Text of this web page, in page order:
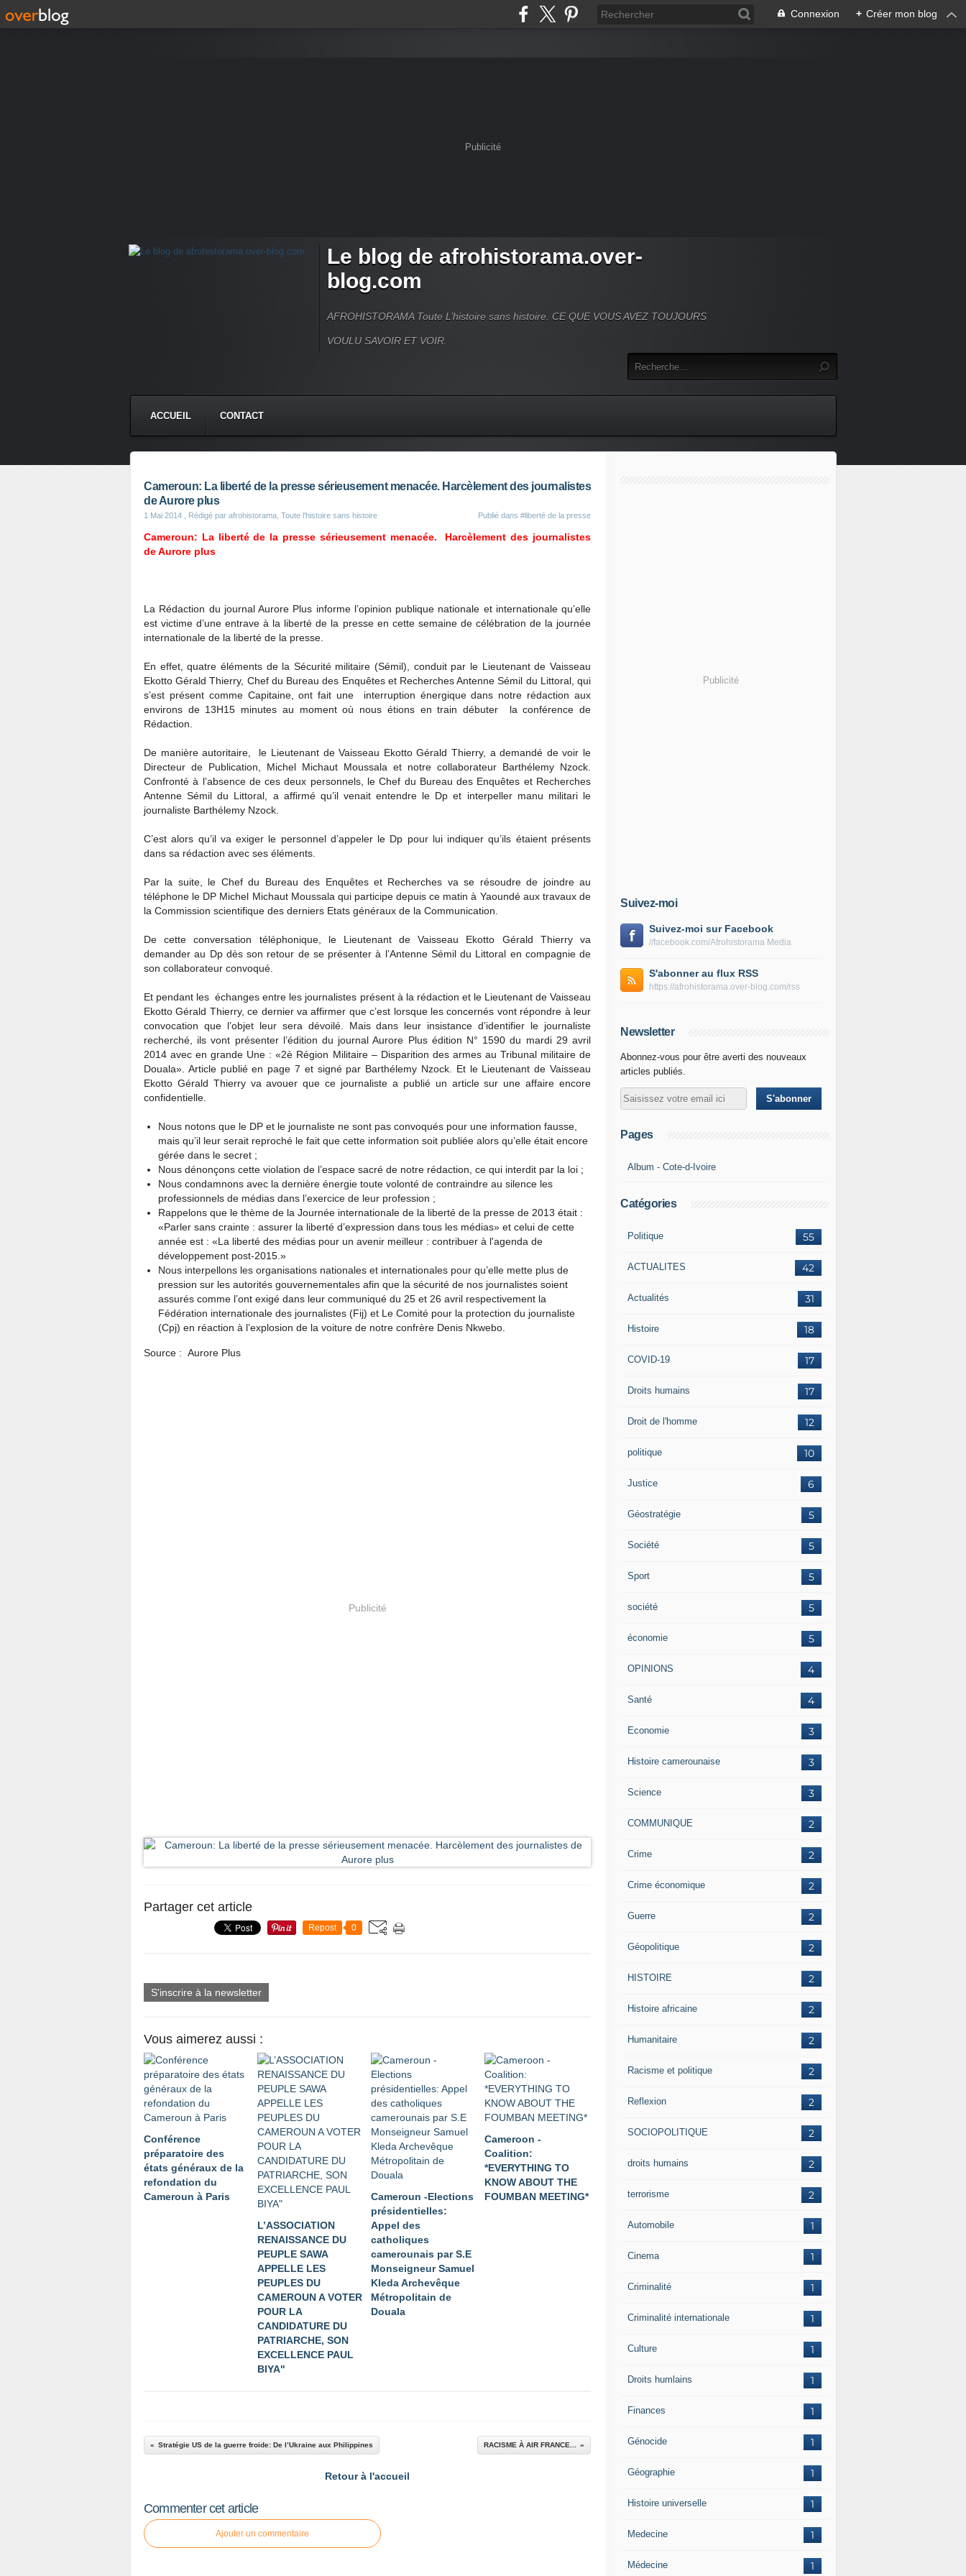
Connexion + Créer mon blog
Publicité
Le blog de afrohistorama.over-
blog.com
AFROHISTORAMA Toute L’histoire sans histoire. CE QUE VOUS AVEZ TOUJOURS
VOULU SAVOIR ET VOIR.
ACCUEIL CONTACT
Cameroun: La liberté de la presse sérieusement menacée. Harcèlement des journalistes
de Aurore plus
1 Mai 2014 , Rédigé par afrohistorama, Toute l'histoire sans histoire Publié dans #liberté de la presse
Cameroun: La liberté de la presse sérieusement menacée. Harcèlement des journalistes
de Aurore plus
La Rédaction du journal Aurore Plus informe l’opinion publique nationale et internationale qu’elle
est victime d’une entrave à la liberté de la presse en cette semaine de célébration de la journée
internationale de la liberté de la presse.
En effet, quatre éléments de la Sécurité militaire (Sémil), conduit par le Lieutenant de Vaisseau
Ekotto Gérald Thierry, Chef du Bureau des Enquêtes et Recherches Antenne Sémil du Littoral, qui
s’est présent comme Capitaine, ont fait une interruption énergique dans notre rédaction aux
environs de 13H15 minutes au moment où nous étions en train débuter la conférence de
Rédaction.
De manière autoritaire, le Lieutenant de Vaisseau Ekotto Gérald Thierry, a demandé de voir le
Directeur de Publication, Michel Michaut Moussala et notre collaborateur Barthélemy Nzock.
Confronté à l’absence de ces deux personnels, le Chef du Bureau des Enquêtes et Recherches
Antenne Sémil du Littoral, a affirmé qu’il venait entendre le Dp et interpeller manu militari le
journaliste Barthélemy Nzock.
C’est alors qu’il va exiger le personnel d’appeler le Dp pour lui indiquer qu’ils étaient présents
dans sa rédaction avec ses éléments.
Par la suite, le Chef du Bureau des Enquêtes et Recherches va se résoudre de joindre au
téléphone le DP Michel Michaut Moussala qui participe depuis ce matin à Yaoundé aux travaux de
la Commission scientifique des derniers Etats généraux de la Communication.
De cette conversation téléphonique, le Lieutenant de Vaisseau Ekotto Gérald Thierry va
demander au Dp dès son retour de se présenter à l’Antenne Sémil du Littoral en compagnie de
son collaborateur convoqué.
Et pendant les échanges entre les journalistes présent à la rédaction et le Lieutenant de Vaisseau
Ekotto Gérald Thierry, ce dernier va affirmer que c’est lorsque les concernés vont répondre à leur
convocation que l’objet leur sera dévoilé. Mais dans leur insistance d’identifier le journaliste
recherché, ils vont présenter l’édition du journal Aurore Plus édition N° 1590 du mardi 29 avril
2014 avec en grande Une : «2è Région Militaire – Disparition des armes au Tribunal militaire de
Douala». Article publié en page 7 et signé par Barthélemy Nzock. Et le Lieutenant de Vaisseau
Ekotto Gérald Thierry va avouer que ce journaliste a publié un article sur une affaire encore
confidentielle.
Nous notons que le DP et le journaliste ne sont pas convoqués pour une information fausse,
mais qu’il leur serait reproché le fait que cette information soit publiée alors qu’elle était encore
gérée dans le secret ;
Nous dénonçons cette violation de l’espace sacré de notre rédaction, ce qui interdit par la loi ;
Nous condamnons avec la dernière énergie toute volonté de contraindre au silence les
professionnels de médias dans l’exercice de leur profession ;
Rappelons que le thème de la Journée internationale de la liberté de la presse de 2013 était :
«Parler sans crainte : assurer la liberté d’expression dans tous les médias» et celui de cette
année est : «La liberté des médias pour un avenir meilleur : contribuer à l'agenda de
développement post-2015.»
Nous interpellons les organisations nationales et internationales pour qu’elle mette plus de
pression sur les autorités gouvernementales afin que la sécurité de nos journalistes soient
assurés comme l’ont exigé dans leur communiqué du 25 et 26 avril respectivement la
Fédération internationale des journalistes (Fij) et Le Comité pour la protection du journaliste
(Cpj) en réaction à l’explosion de la voiture de notre confrère Denis Nkwebo.
Source : Aurore Plus
Publicité
Partager cet article
Repost 0
S'inscrire à la newsletter
Vous aimerez aussi :
Conférence
préparatoire des
états généraux de la
refondation du
Cameroun à Paris
L’ASSOCIATION
RENAISSANCE DU
PEUPLE SAWA
APPELLE LES
PEUPLES DU
CAMEROUN A VOTER
POUR LA
CANDIDATURE DU
PATRIARCHE, SON
EXCELLENCE PAUL
BIYA"
Cameroun -Elections
présidentielles:
Appel des
catholiques
camerounais par S.E
Monseigneur Samuel
Kleda Archevêque
Métropolitain de
Douala
Cameroon -
Coalition:
*EVERYTHING TO
KNOW ABOUT THE
FOUMBAN MEETING*
Stratégie US de la guerre froide: De l’Ukraine aux Philippines RACISME À AIR FRANCE...
Retour à l'accueil
Commenter cet article
Ajouter un commentaire
Publicité
Suivez-moi
Suivez-moi sur Facebook
//facebook.com/Afrohistorama Media
S'abonner au flux RSS
https://afrohistorama.over-blog.com/rss
Newsletter
Abonnez-vous pour être averti des nouveaux
articles publiés.
Pages
Album - Cote-d-Ivoire
Catégories
55
Politique
42
ACTUALITES
31
Actualités
18
Histoire
17
COVID-19
17
Droits humains
12
Droit de l'homme
10
politique
6
Justice
5
Géostratégie
5
Société
5
Sport
5
société
5
économie
4
OPINIONS
4
Santé
3
Economie
3
Histoire camerounaise
3
Science
2
COMMUNIQUE
2
Crime
2
Crime économique
2
Guerre
2
Géopolitique
2
HISTOIRE
2
Histoire africaine
2
Humanitaire
2
Racisme et politique
2
Reflexion
2
SOCIOPOLITIQUE
2
droits humains
2
terrorisme
1
Automobile
1
Cinema
1
Criminalité
1
Criminalité internationale
1
Culture
1
Droits humlains
1
Finances
1
Génocide
1
Géographie
1
Histoire universelle
1
Medecine
1
Médecine